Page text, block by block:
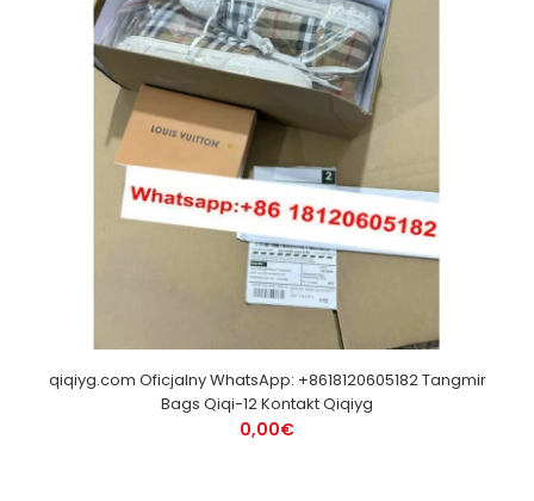
qiqiyg.com Oficjalny WhatsApp: +8618120605182 Tangmir
Bags Qiqi-12 Kontakt Qiqiyg
0,00€